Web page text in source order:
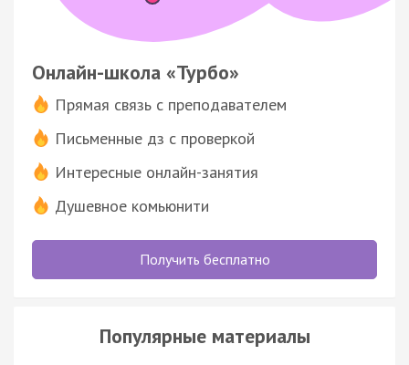
Онлайн-школа «Турбо»
Прямая связь с преподавателем
Письменные дз с проверкой
Интересные онлайн-занятия
Душевное комьюнити
Получить бесплатно
Популярные материалы